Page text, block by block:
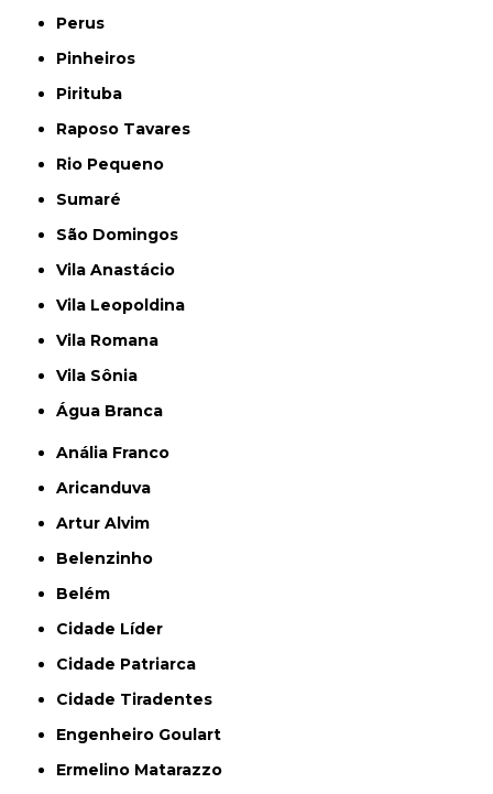
Perus
Pinheiros
Pirituba
Raposo Tavares
Rio Pequeno
Sumaré
São Domingos
Vila Anastácio
Vila Leopoldina
Vila Romana
Vila Sônia
Água Branca
Anália Franco
Aricanduva
Artur Alvim
Belenzinho
Belém
Cidade Líder
Cidade Patriarca
Cidade Tiradentes
Engenheiro Goulart
Ermelino Matarazzo